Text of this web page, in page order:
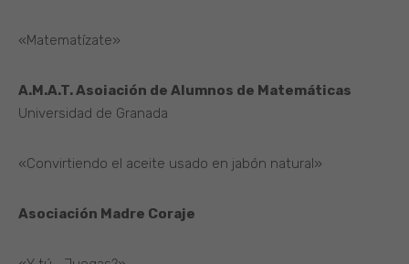
«Matematízate»
A.M.A.T. Asoiación de Alumnos de Matemáticas
Universidad de Granada
«Convirtiendo el aceite usado en jabón natural»
Asociación Madre Coraje